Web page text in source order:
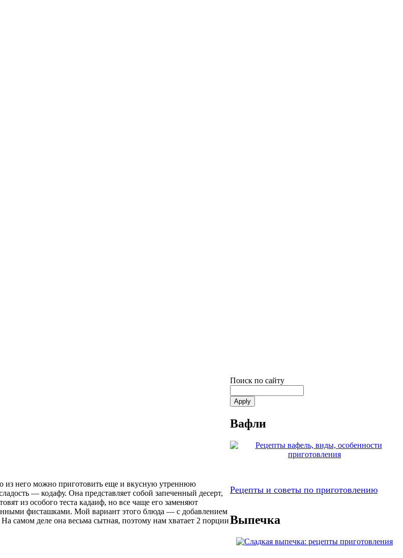
из него можно приготовить еще и вкусную утреннюю
— кодафу. Она представляет собой запеченный десерт,
из особого теста кадаиф, но все чаще его заменяют
фисташками. Мой вариант этого блюда — с добавлением
самом деле она весьма сытная, поэтому нам хватает 2 порции
Поиск по сайту
Вафли
Рецепты и советы по приготовлению
Выпечка